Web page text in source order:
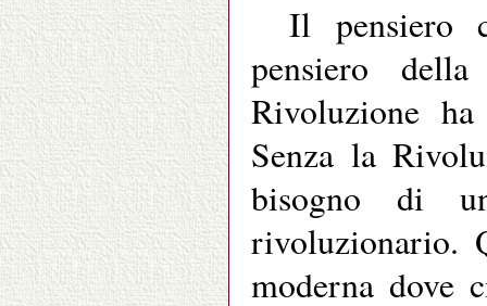
Il pensiero
pensiero
Rivoluzione
Senza la
bisogno di
rivoluzionario.
moderna dove